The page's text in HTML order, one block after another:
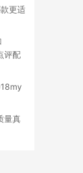
更适
评配
量真